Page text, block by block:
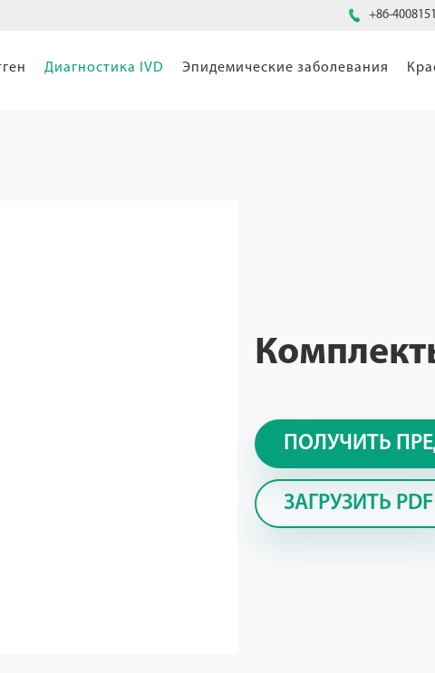
 +86-
Диагностика IVD Эпидемические заболевания
ПОЛУЧИТЬ
ЗАГРУЗИТЬ PDF